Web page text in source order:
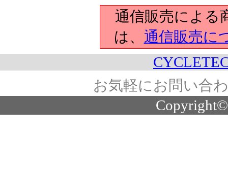
通信販売による
は、 通信販売に
お気軽にお問い合